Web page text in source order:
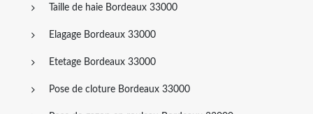
Taille de haie Bordeaux 33000
Elagage Bordeaux 33000
Etetage Bordeaux 33000
Pose de cloture Bordeaux 33000